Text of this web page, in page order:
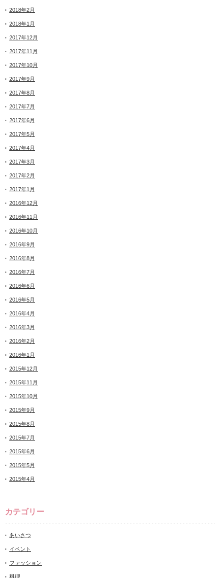
2018年2月
2018年1月
2017年12月
2017年11月
2017年10月
2017年9月
2017年8月
2017年7月
2017年6月
2017年5月
2017年4月
2017年3月
2017年2月
2017年1月
2016年12月
2016年11月
2016年10月
2016年9月
2016年8月
2016年7月
2016年6月
2016年5月
2016年4月
2016年3月
2016年2月
2016年1月
2015年12月
2015年11月
2015年10月
2015年9月
2015年8月
2015年7月
2015年6月
2015年5月
2015年4月
カテゴリー
あいさつ
イベント
ファッション
料理